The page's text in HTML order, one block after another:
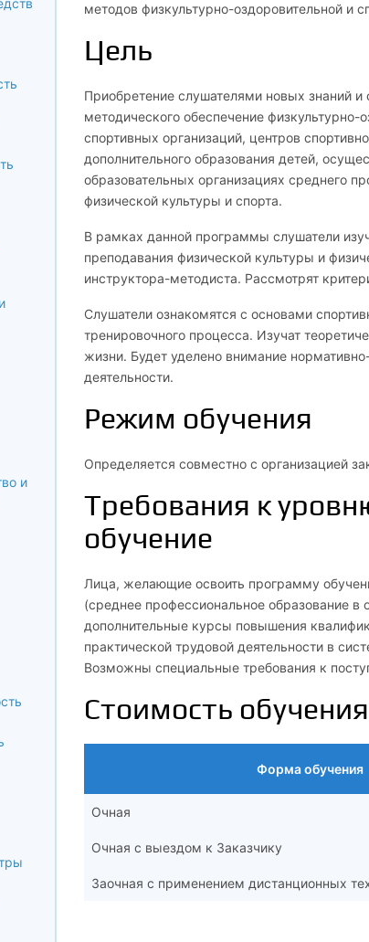
и
методов физкультурно-оздоровительной и
Цель
Приобретение слушателями новых знаний
методического обеспечение физкультурно-
спортивных организаций, центров
дополнительного образования детей,
образовательных организациях среднего
физической культуры и спорта.
В рамках данной программы слушатели
преподавания физической культуры и
инструктора-методиста. Рассмотрят
Слушатели ознакомятся с основами
тренировочного процесса. Изучат
жизни. Будет уделено внимание
деятельности.
Режим обучения
Определяется совместно с организацией
Требования к
обучение
Лица, желающие освоить программу
(среднее профессиональное образование
дополнительные курсы повышения
практической трудовой деятельности в
Возможны специальные требования к
Стоимость обучения
Форма обучения
Очная
Очная с выездом к Заказчику
Заочная с применением дистанционных